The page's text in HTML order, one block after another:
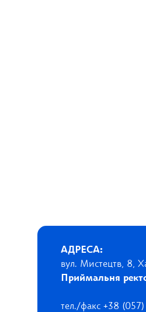
АДРЕСА:
вул. Мистецтв, 8,
Приймальня
тел./факс +38